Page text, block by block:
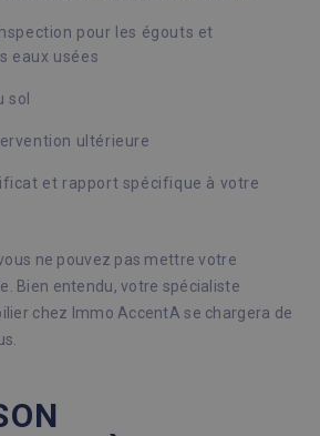
pour les égouts et
eaux usées
sol
ultérieure
et rapport spécifique à votre
ne pouvez pas mettre votre
Bien entendu, votre spécialiste
chez Immo AccentA se chargera de